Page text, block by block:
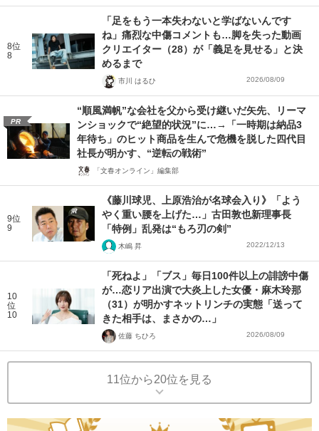
8位
8
「足をもう一本失わないと学ばないんです
ね」痛烈な中傷コメントも…脚を失った動画
クリエイター（28）が「義足を見せる」と決
めるまで
市川 はるひ 2026/08/09
PR
“順風満帆”な会社を父から受け継いだ矢先、リーマ
ンショックで“絶望的状況”に…→「一時期は納品3
年待ち」のヒット商品を生んで危機を脱した四代目
社長が明かす、“逆転の戦術”
「文春オンライン」編集部
9位
9
《藤川球児、上原浩治が名球会入り》「よう
やく重い腰を上げた…」古田敦也新理事長
「特例」乱発は“もろ刃の剣”
木嶋 昇 2022/12/13
10
位
10
「死ねよ」「ブス」毎日100件以上の誹謗中傷
が…恋リア出演で大炎上した女優・麻木玲那
（31）が明かすネットリンチの実態「送って
きた相手は、まさかの…」
佐藤 ちひろ 2026/08/09
11位から20位を見る